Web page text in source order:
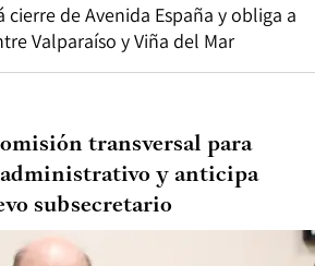
de Avenida España y obliga a
Valparaíso y Viña del Mar
transversal para
y anticipa
subsecretario